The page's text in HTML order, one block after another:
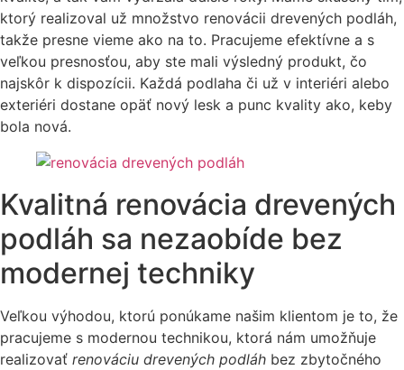
ktorý realizoval už množstvo renovácii drevených podláh,
takže presne vieme ako na to. Pracujeme efektívne a s
veľkou presnosťou, aby ste mali výsledný produkt, čo
najskôr k dispozícii. Každá podlaha či už v interiéri alebo
exteriéri dostane opäť nový lesk a punc kvality ako, keby
bola nová.
Kvalitná renovácia drevených
podláh sa nezaobíde bez
modernej techniky
Veľkou výhodou, ktorú ponúkame našim klientom je to, že
pracujeme s modernou technikou, ktorá nám umožňuje
realizovať renováciu drevených podláh bez zbytočného